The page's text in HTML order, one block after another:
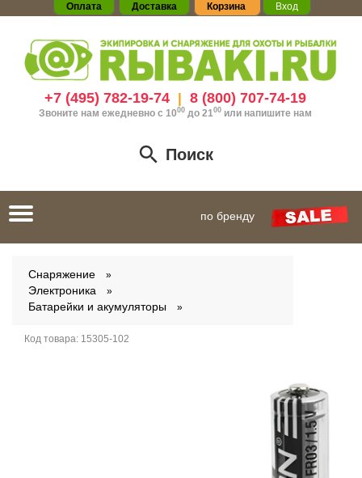
Оплата Доставка Корзина Вход
+7 (495) 782-19-74| 8 (800) 707-74-19
Звоните нам ежедневно с 1000до 21 00 или напишите нам
Поиск
Toggle
navigation
по бренду
Снаряжение
Электроника
Батарейки и акумуляторы
Код товара: 15305-102